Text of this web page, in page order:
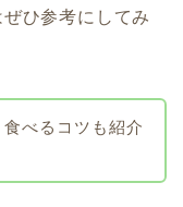
ひ参考にしてみ
べるコツも紹介